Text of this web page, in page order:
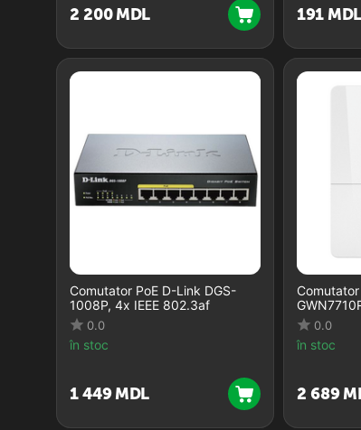
2 200 MDL ‍191‍ MDL
Comutator PoE D-Link DGS-
1008P, 4x IEEE 802.3af
0.0
în stoc
1 449 MDL
0.0
în stoc
2 689